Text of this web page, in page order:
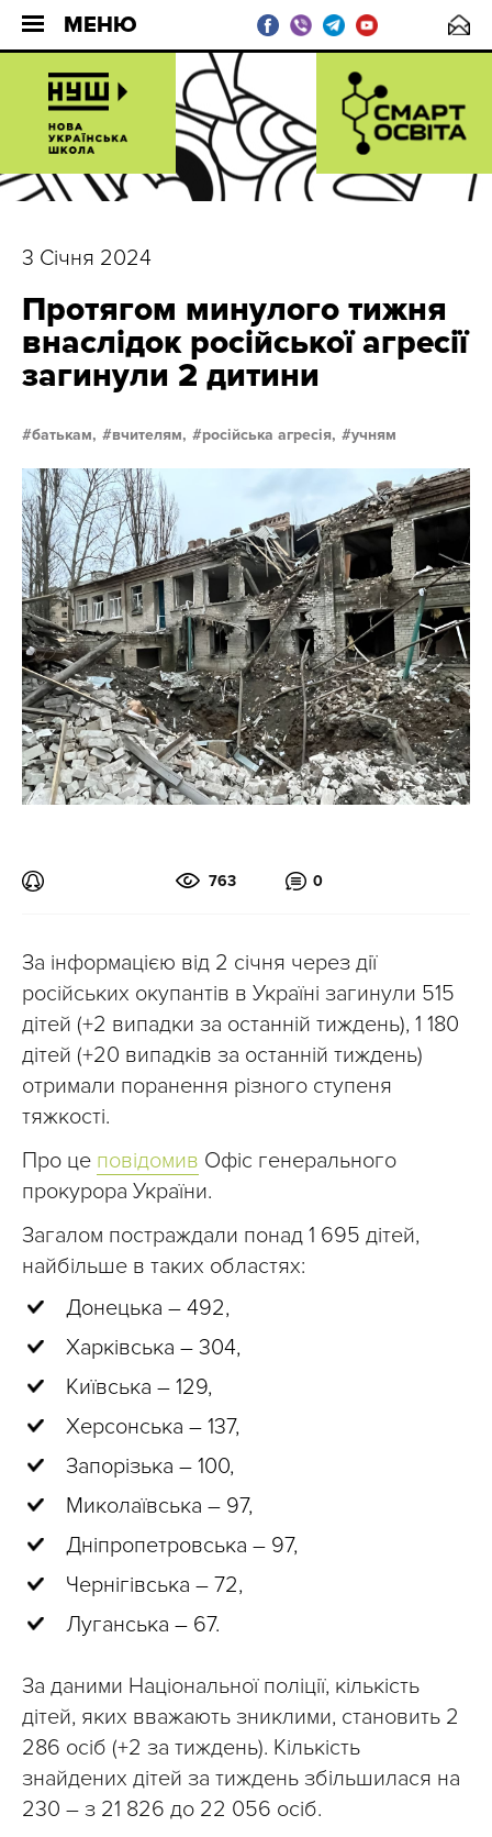
МЕНЮ
3 Січня 2024
Протягом минулого тижня
внаслідок російської агресії
загинули 2 дитини
батькам, вчителям, російська агресія, учням
763 0
За інформацією від 2 січня через дії
російських окупантів в Україні загинули 515
дітей (+2 випадки за останній тиждень), 1 180
дітей (+20 випадків за останній тиждень)
отримали поранення різного ступеня
тяжкості.
Про це повідомив Офіс генерального
прокурора України.
Загалом постраждали понад 1 695 дітей,
найбільше в таких областях:
Донецька – 492,
Харківська – 304,
Київська – 129,
Херсонська – 137,
Запорізька – 100,
Миколаївська – 97,
Дніпропетровська – 97,
Чернігівська – 72,
Луганська – 67.
За даними Національної поліції, кількість
дітей, яких вважають зниклими, становить 2
286 осіб (+2 за тиждень). Кількість
знайдених дітей за тиждень збільшилася на
230 – з 21 826 до 22 056 осіб.